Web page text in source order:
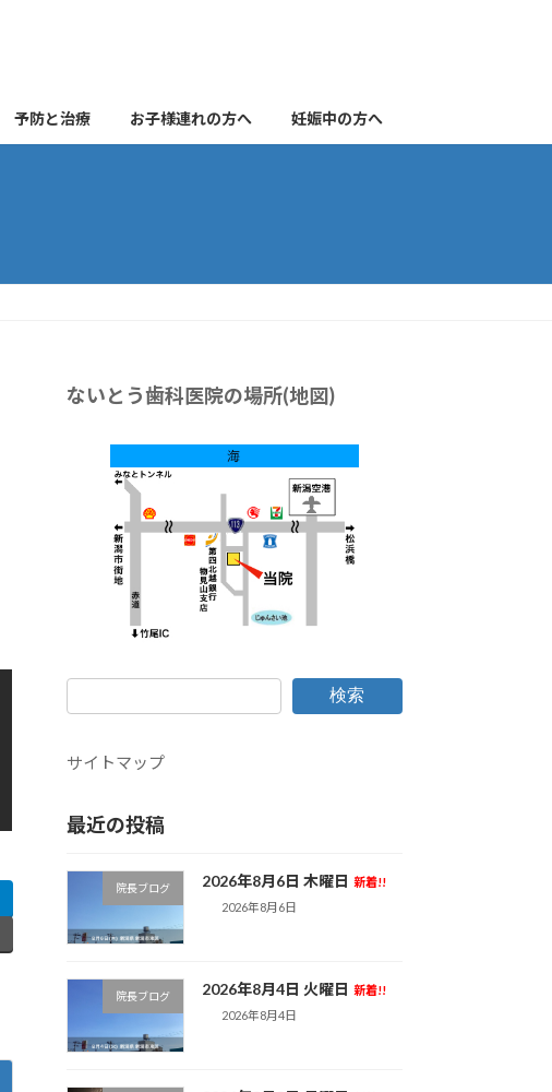
予防と治療 お子様連れの方へ 妊娠中の方へ
ないとう歯科医院の場所(地図)
検索
サイトマップ
最近の投稿
院長ブログ 2026年8月6日 木曜日 新着!!
2026年8月6日
院長ブログ 2026年8月4日 火曜日 新着!!
2026年8月4日